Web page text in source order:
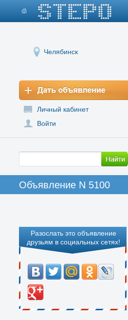
Челябинск
Личный кабинет
Войти
Объявление N 5100
Разослать это объявление
друзьям в социальных сетях!